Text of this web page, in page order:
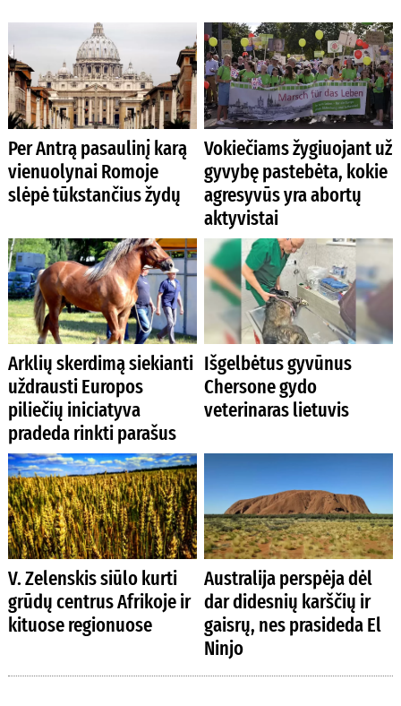
Per Antrą pasaulinį karą
vienuolynai Romoje
slėpė tūkstančius žydų
Vokiečiams žygiuojant už
gyvybę pastebėta, kokie
agresyvūs yra abortų
aktyvistai
Arklių skerdimą siekianti
uždrausti Europos
piliečių iniciatyva
pradeda rinkti parašus
Išgelbėtus gyvūnus
Chersone gydo
veterinaras lietuvis
V. Zelenskis siūlo kurti
grūdų centrus Afrikoje ir
kituose regionuose
Australija perspėja dėl
dar didesnių karščių ir
gaisrų, nes prasideda El
Ninjo